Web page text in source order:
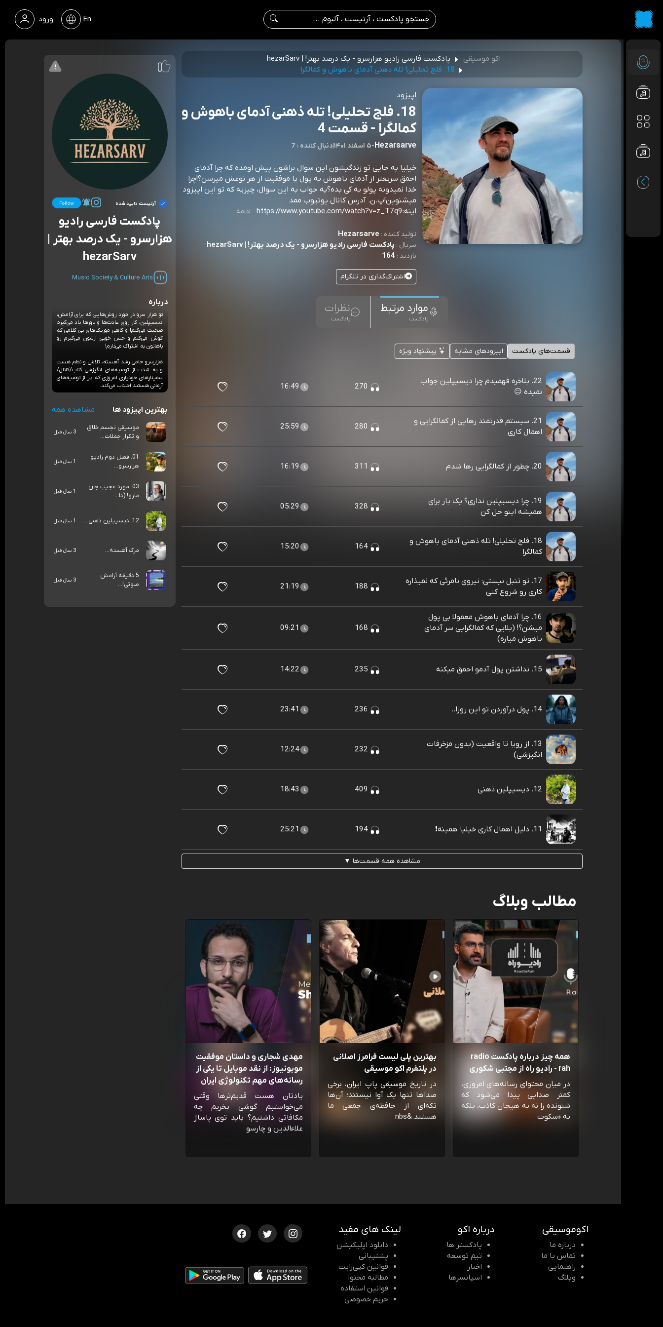
ورود En
اکو موسیقی
پادکست فارسی رادیو هزارسرو - یک درصد بهتر! | hezarSarv
18. فلج تحلیلی! تله ذهنی آدمای باهوش و کمالگرا
اپیزود
18. فلج تحلیلی! تله ذهنی آدمای باهوش و
کمالگرا - قسمت 4
Hezarsarve
-۵ اسفند ۱۴۰۱ |7 : دنبال کننده
خیلیا یه جایی تو زندگیشون این سوال براشون پیش اومده که چرا آدمای
احمق سریعتر از آدمای باهوش به پول یا موفقیت از هر نوعش میرسن؟!چرا
خدا نمیدونه پولو به کی بده؟یه جواب به این سوال، چیزیه که تو این اپیزود
میشنوین!پ.ن. آدرس کانال یوتیوب ممد
اینه:https://www.youtube.com/watch?v=z_T7q9
ادامه...
تولید کننده : Hezarsarve
سریال : پادکست فارسی رادیو هزارسرو - یک درصد بهتر! | hezarSarv
بازدید :164
اشتراک‌گذاری در تلگرام
موارد مرتبط
پادکست
نظرات
پادکست
قسمت‌های پادکست اپیزودهای مشابه پیشنهاد ویژه
22. بلاخره فهمیدم چرا دیسیپلین جواب
نمیده 😐
16:49
21. سیستم قدرتمند رهایی از کمالگرایی و
اهمال کاری
25:59
20. چطور از کمالگرایی رها شدم 16:19
19. چرا دیسیپلین نداری؟ یک بار برای
همیشه اینو حل کن
05:29
18. فلج تحلیلی! تله ذهنی آدمای باهوش و
کمالگرا
164
15:20
17. تو تنبل نیستی: نیروی نامرئی که نمیذاره
کاری رو شروع کنی
21:19
16. چرا آدمای باهوش معمولا بی پول
میشن؟! (بلایی که کمالگرایی سر آدمای
باهوش میاره)
09:21
15. نداشتن پول آدمو احمق میکنه 14:22
14. پول درآوردن تو این روزا.. 23:41
13. از رویا تا واقعیت (بدون مزخرفات
انگیزشی)
12:24
12. دیسیپلین ذهنی 18:43
11. دلیل اهمال کاری خیلیا همینه❗️ 194
25:21
مشاهده همه قسمت‌ها ▼
مطالب وبلاگ
همه چیز درباره پادکست radio
rah - رادیو راه از مجتبی شکوری
در میان محتوای رسانه‌های امروزی،
کمتر صدایی پیدا می‌شود که
شنونده را نه به هیجان کاذب، بلکه
به «سکوت
بهترین پلی لیست فرامرز اصلانی
در پلتفرم اکو موسیقی
در تاریخ موسیقی پاپ ایران، برخی
صداها تنها یک آوا نیستند؛ آن‌ها
تکه‌ای از حافظه‌ی جمعی ما
هستند.&nbs
مهدی شجاری و داستان موفقیت
موبونیوز: از نقد موبایل تا یکی از
رسانه‌‌های مهم تکنولوژی ایران
یادتان هست قدیم‌ترها وقتی
می‌خواستیم گوشی بخریم چه
مکافاتی داشتیم؟ باید توی پاساژ
علاءالدین و چارسو
آرتیست تایید شده
پادکست فارسی رادیو
هزارسرو - یک درصد بهتر |
hezarSarv
Arts
Society & Culture
Music
درباره
تو هزار سرو در مورد روش‌هایی که برای آرامش،
دیسیپلین، کار روی عادت‌ها و باورها یاد می‌گیرم
صحبت می‌کنم! و گاهی موزیک‌های بی کلامی که
گوش می‌کنم و حس خوبی ازشون می‌گیرم رو
باهاتون به اشتراک می‌ذارم!
هزارسرو حامی رشد آهسته، تلاش و نظم هست
و به شدت از توصیه‌های انگیزشی کتاب/کانال/
سمینارهای خودیاری امروزی که پر از توصیه‌های
آرمانی هستند اجتناب می‌کند.
بهترین اپیزود ها مشاهده همه
موسیقی تجسم خلاق
و تکرار جملات...
3 سال قبل
01. فصل دوم رادیو
هزارسرو...
1 سال قبل
03. مورد عجیب جان
مارو! (دا...
1 سال قبل
12. دیسیپلین ذهنی... 1 سال قبل
مرگ آهسته... 3 سال قبل
5 دقیقه آرامش
صوتی!...
3 سال قبل
اکوموسیقی
درباره ما
تماس با ما
راهنمایی
وبلاگ
درباره اکو
پادکستر ها
تیم توسعه
اخبار
اسپانسرها
لینک های مفید
دانلود اپلیکیشن
پشتیبانی
قوانین کپی‌رایت
مطالبه محتوا
قوانین استفاده
حریم خصوصی